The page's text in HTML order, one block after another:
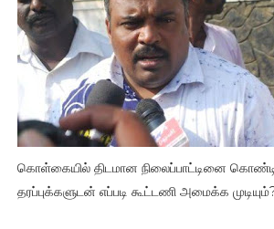
கொள்கையில் திடமான நிலைப்பாட்டினை
தரப்புக்களுடன் எப்படி கூட்டணி அமைக்க